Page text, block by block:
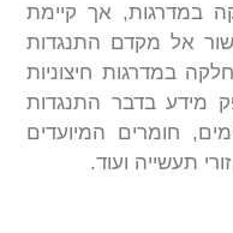
במדרגות, אך קיימת
אל מקדם התנגדות
במדרגות חיצוניות
ישראלי 2279 שמספק מידע בדבר התנגדות
חומרים המיועדים
תעשייה ועוד.